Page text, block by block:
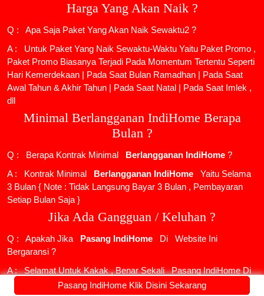
Harga Yang Akan Naik ?
Q : Apa Saja Paket Yang Akan Naik Sewaktu2 ?
A : Untuk Paket Yang Naik Sewaktu-Waktu Yaitu Paket Promo ,
Paket Promo Biasanya Terjadi Pada Momentum Tertentu Seperti
Hari Kemerdekaan | Pada Saat Bulan Ramadhan | Pada Saat
Awal Tahun & Akhir Tahun | Pada Saat Natal | Pada Saat Imlek ,
dll
Minimal Berlangganan IndiHome Berapa
Bulan ?
Q : Berapa Kontrak Minimal Berlangganan IndiHome ?
A : Kontrak Minimal
Berlangganan IndiHome
Yaitu Selama
3 Bulan { Note : Tidak Langsung Bayar 3 Bulan , Pembayaran
Setiap Bulan Saja }
Jika Ada Gangguan / Keluhan ?
Q : Apakah Jika Pasang IndiHome Di
Website Ini
Bergaransi ?
A : Selamat Untuk Kakak , Benar SekaliPasang IndiHomeDi
Website Ini BergaransiPasang IndiHome Klik Disini Sekarang